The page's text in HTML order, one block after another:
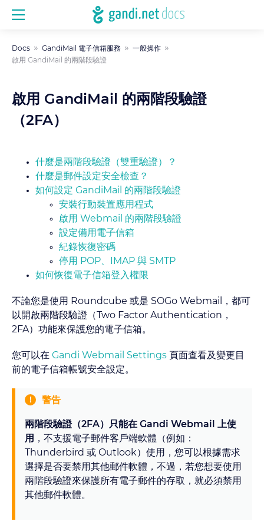
Docs GandiMail 電子信箱服務
一般操作
啟用 GandiMail 的兩階段驗證
啟用 GandiMail 的兩階段驗證
（2FA）
什麼是兩階段驗證（雙重驗證）？
什麼是郵件設定安全檢查？
如何設定 GandiMail 的兩階段驗證
安裝行動裝置應用程式
啟用 Webmail 的兩階段驗證
設定備用電子信箱
紀錄恢復密碼
停用 POP、IMAP 與 SMTP
如何恢復電子信箱登入權限
不論您是使用 Roundcube 或是 SOGo Webmail，都可
以開啟兩階段驗證（Two Factor Authentication，
2FA）功能來保護您的電子信箱。
您可以在 Gandi Webmail Settings 頁面查看及變更目
前的電子信箱帳號安全設定。
警告
兩階段驗證（2FA）只能在 Gandi Webmail 上使
用
，不支援電子郵件客戶端軟體（例如：
Thunderbird 或 Outlook）使用，您可以根據需求
選擇是否要禁用其他郵件軟體，不過，若您想要使用
兩階段驗證來保護所有電子郵件的存取，就必須禁用
其他郵件軟體。